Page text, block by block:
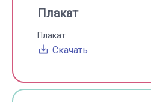
Плакат
Плакат
Скачать